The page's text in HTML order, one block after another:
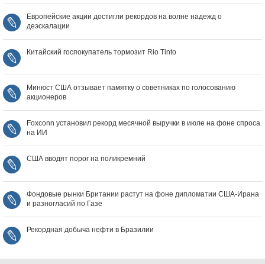
Европейские акции достигли рекордов на волне надежд о
деэскалации
Китайский госпокупатель тормозит Rio Tinto
Минюст США отзывает памятку о советниках по голосованию
акционеров
Foxconn установил рекорд месячной выручки в июле на фоне спроса
на ИИ
США вводят порог на поликремний
Фондовые рынки Британии растут на фоне дипломатии США‑Ирана
и разногласий по Газе
Рекордная добыча нефти в Бразилии